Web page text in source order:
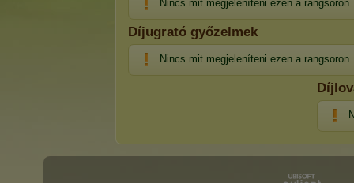
Nincs mit megjeleníteni ezen a rangsoron
Díjugrató győzelmek
Nincs mit megjeleníteni ezen a rangsoron